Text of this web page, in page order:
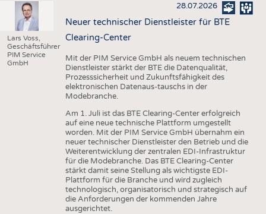
Lars Voss,
Geschäftsführer
PIM Service
GmbH
28.07.2026
Neuer technischer Dienstleister für BTE
Clearing-Center
Mit der PIM Service GmbH als neuem technischen
Dienstleister stärkt der BTE die Datenqualität,
Prozesssicherheit und Zukunftsfähigkeit des
elektronischen Datenaus-tauschs in der
Modebranche.
Am 1. Juli ist das BTE Clearing-Center erfolgreich
auf eine neue technische Plattform umgestellt
worden. Mit der PIM Service GmbH übernahm ein
neuer technischer Dienstleister den Betrieb und die
Weiterentwicklung der zentralen EDI-Infrastruktur
für die Modebranche. Das BTE Clearing-Center
stärkt damit seine Stellung als wichtigste EDI-
Plattform für die Branche und wird zugleich
technologisch, organisatorisch und strategisch auf
die Anforderungen der kommenden Jahre
ausgerichtet.